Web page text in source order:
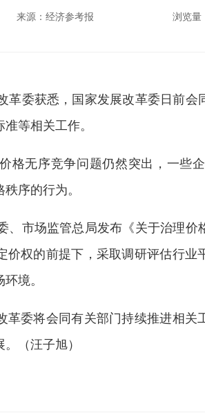
来源：经济参考报 浏览量
革委获悉，国家发展改革委日前
等相关工作。
无序竞争问题仍然突出，一些企
序的行为。
市场监管总局发布《关于治理价
价权的前提下，采取调研评估行
境。
委将会同有关部门持续推进相关
（汪子旭）